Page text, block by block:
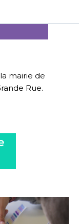
mairie de
Rue.